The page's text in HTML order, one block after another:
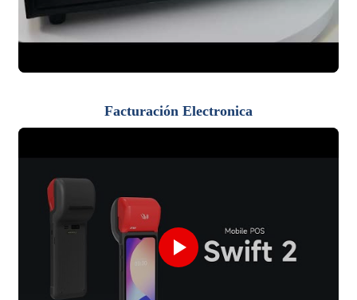
Facturación Electronica